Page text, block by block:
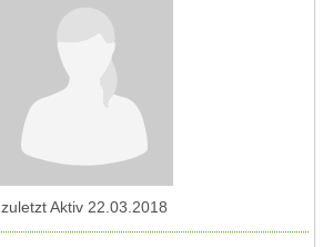
zuletzt Aktiv 22.03.2018